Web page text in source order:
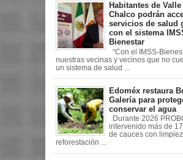
Habitantes de Valle
Chalco podrán
servicios de salud
con el sistema
Bienestar
“Con el IMSS-
nuestras vecinas y vecinos que no
un sistema de salud ...
Edoméx restaura
Galería para
conservar el agua
Durante 2026
intervenido más de
de cauces con
reforestación ...